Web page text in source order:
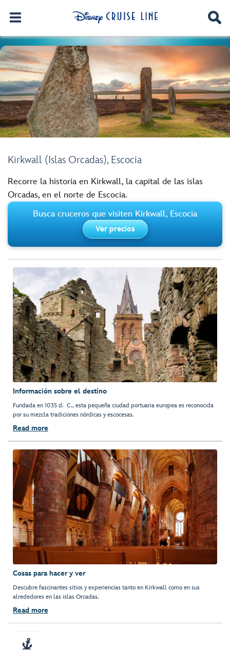
Kirkwall (Islas Orcadas), Escocia
Recorre la historia en Kirkwall, la capital de las islas
Orcadas, en el norte de Escocia.
Busca cruceros que visiten Kirkwall, Escocia
Ver precios
Información sobre el destino
Fundada en 1035 d. C., esta pequeña ciudad portuaria europea es reconocida
por su mezcla tradiciones nórdicas y escocesas.
Read more
Cosas para hacer y ver
Descubre fascinantes sitios y experiencias tanto en Kirkwall como en sus
alrededores en las islas Orcadas.
Read more